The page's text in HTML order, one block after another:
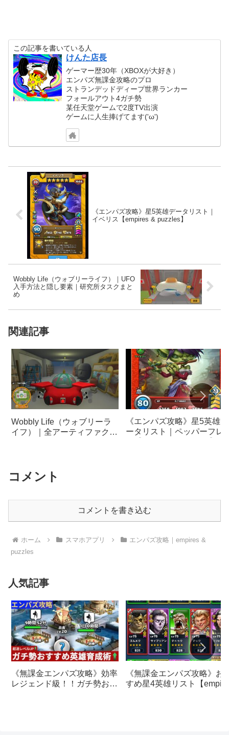
この記事を書いている人
けんた店長
ゲーマー歴30年（XBOXが大好き）
エンパズ無課金攻略のプロ
ストランデッドディープ世界ランカー
フォールアウト4ガチ勢
某任天堂ゲームで2度TV出演
ゲームに人生捧げてます('ω')
《エンパズ攻略》星5英雄データリスト｜
イベリス【empires & puzzles】
Wobbly Life（ウォブリーライフ）｜UFO
入手方法と隠し要素｜研究所タスクまと
め
関連記事
Wobbly Life（ウォブリーラ
イフ）｜全アーティファクト
《エンパズ攻略》星5英雄デ
ータリスト｜ペッパーフレ
コメント
コメントを書き込む
ホーム スマホアプリ
エンパズ攻略｜empires &
puzzles
人気記事
《無課金エンパズ攻略》効率
レジェンド級！！ガチ勢おす
《無課金エンパズ攻略》お
すめ星4英雄リスト【